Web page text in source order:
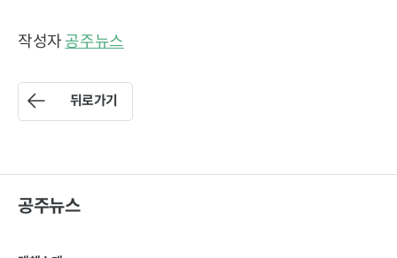
작성자 공주뉴스
뒤로가기
공주뉴스